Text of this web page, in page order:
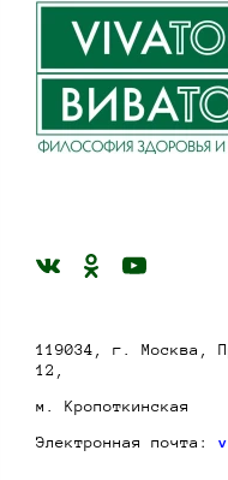
119034, г. Москва,
12,
м. Кропоткинская
Электронная почта: